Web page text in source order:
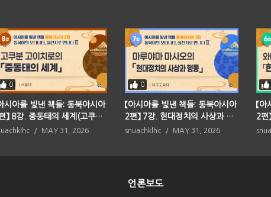
0
아시아를 빛낸 책들: 동북아시아
】 8강. 중동태의 세계(고쿠분
이치로)
MAY 31, 2026
0
【아시아를 빛낸 책들: 동북아시아
2편】 7강. 현대정치의 사상과 행
동(마루야마 마사오)
snuachklhc MAY 31, 2026
【
2편
루
언론보도